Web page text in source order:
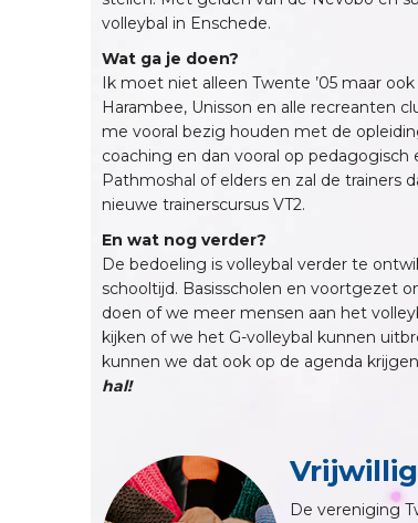
volleybal in Enschede.
Wat ga je doen?
Ik moet niet alleen Twente ’05 maar
Harambee, Unisson en alle recreanten
me vooral bezig houden met de
coaching en dan vooral op pedagogisch
Pathmoshal of elders en zal de trainers
nieuwe trainerscursus VT2.
En wat nog verder?
De bedoeling is volleybal verder te
schooltijd. Basisscholen en voortgezet
doen of we meer mensen aan het
kijken of we het G-volleybal kunnen
kunnen we dat ook op de agenda
hal!
De vereniging